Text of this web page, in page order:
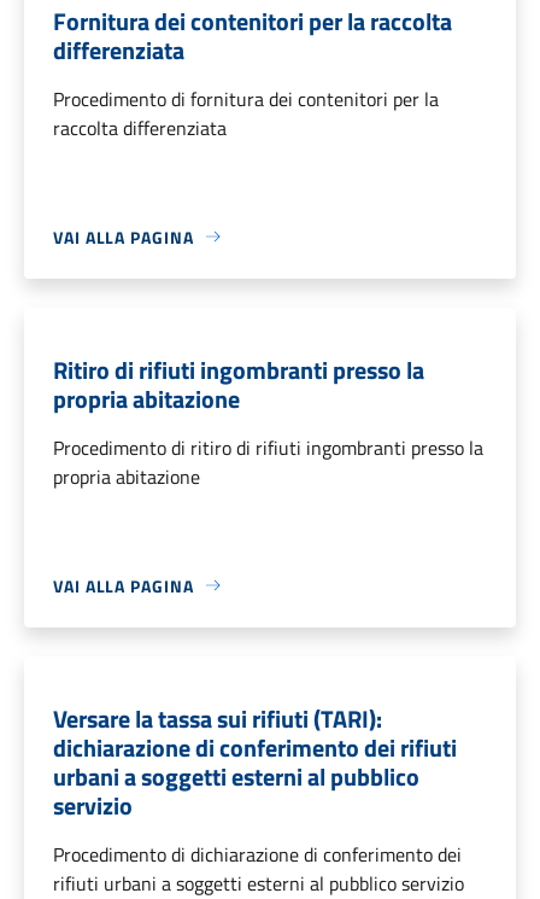
Fornitura dei contenitori per la raccolta
differenziata
Procedimento di fornitura dei contenitori per la
raccolta differenziata
VAI ALLA PAGINA
Ritiro di rifiuti ingombranti presso la
propria abitazione
Procedimento di ritiro di rifiuti ingombranti presso la
propria abitazione
VAI ALLA PAGINA
Versare la tassa sui rifiuti (TARI):
dichiarazione di conferimento dei rifiuti
urbani a soggetti esterni al pubblico
servizio
Procedimento di dichiarazione di conferimento dei
rifiuti urbani a soggetti esterni al pubblico servizio